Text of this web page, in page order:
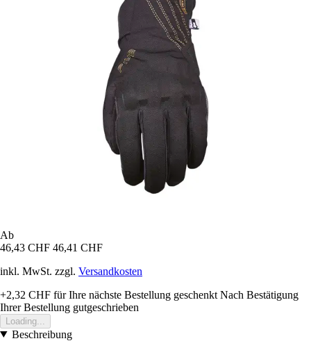
Ab
46,43 CHF 46,41 CHF
inkl. MwSt. zzgl. Versandkosten
+2,32 CHF für Ihre nächste Bestellung geschenkt Nach Bestätigung
Ihrer Bestellung gutgeschrieben
Loading...
Beschreibung